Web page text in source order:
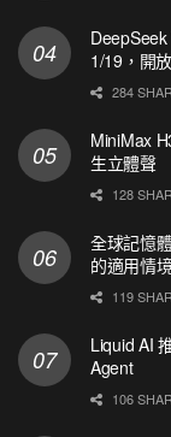
1/19，開
284
MiniMax
生立體聲
128
全球記憶
的適用情
119
Liquid AI
Agent
106